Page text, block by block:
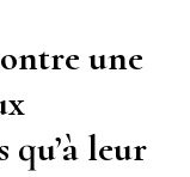
une
qu’à leur